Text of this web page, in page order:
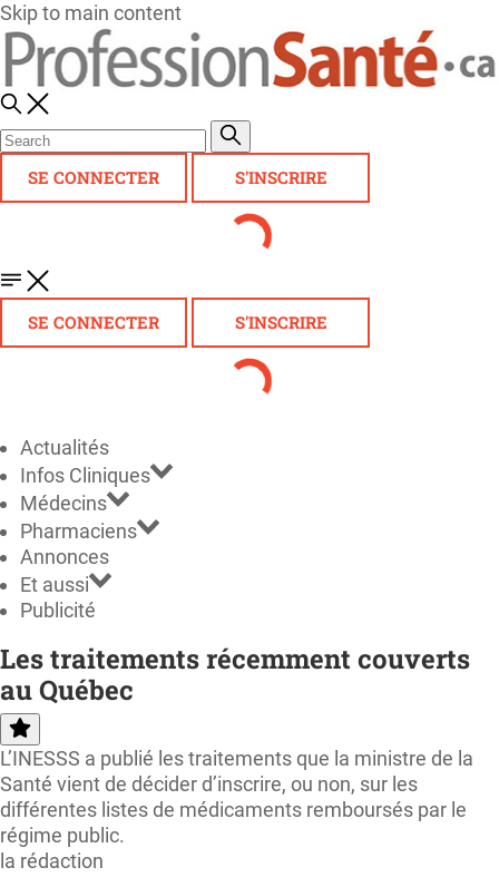
Skip to main content
SE CONNECTER S'INSCRIRE
SE CONNECTER S'INSCRIRE
Actualités
Infos Cliniques
Médecins
Pharmaciens
Annonces
Et aussi
Publicité
Les traitements récemment couverts
au Québec
L’INESSS a publié les traitements que la ministre de la
Santé vient de décider d’inscrire, ou non, sur les
différentes listes de médicaments remboursés par le
régime public.
la rédaction